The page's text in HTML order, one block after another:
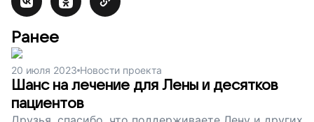
Ранее
20 июля 2023 Новости проекта
Шанс на лечение для Лены и десятков
пациентов